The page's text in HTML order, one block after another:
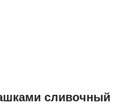
сливочный